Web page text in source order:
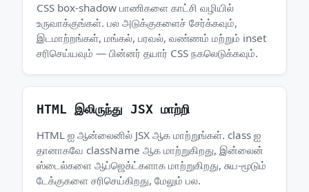
CSS box-shadow பாணிகளை காட்சி வழியில்
உருவாக்குங்கள். பல அடுக்குகளைச் சேர்க்கவும்,
இடமாற்றங்கள், மங்கல், பரவல், வண்ணம் மற்றும் inset
சரிசெய்யவும் — பின்னர் தயார் CSS நகலெடுக்கவும்.
HTML இலிருந்து JSX மாற்றி
HTML ஐ ஆன்லைனில் JSX ஆக மாற்றுங்கள். class ஐ
தானாகவே className ஆக மாற்றுகிறது, இன்லைன்
ஸ்டைல்களை ஆப்ஜெக்ட்களாக மாற்றுகிறது, சுய-மூடும்
டேக்குகளை சரிசெய்கிறது, மேலும் பல.